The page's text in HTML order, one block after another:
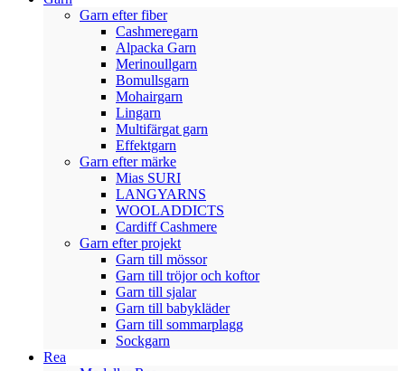
Garn efter fiber
Cashmeregarn
Alpacka Garn
Merinoullgarn
Bomullsgarn
Mohairgarn
Lingarn
Multifärgat garn
Effektgarn
Garn efter märke
Mias SURI
LANGYARNS
WOOLADDICTS
Cardiff Cashmere
Garn efter projekt
Garn till mössor
Garn till tröjor och koftor
Garn till sjalar
Garn till babykläder
Garn till sommarplagg
Sockgarn
Rea